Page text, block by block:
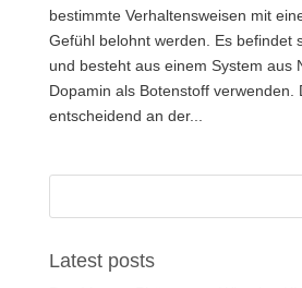
bestimmte Verhaltensweisen mit
Gefühl belohnt werden. Es befindet
und besteht aus einem System aus
Dopamin als Botenstoff verwenden.
entscheidend an der...
Latest posts